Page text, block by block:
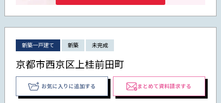
新築一戸建て 新築 未完成
京都市西京区上桂前田町
お気に入りに追加する まとめて資料請求する